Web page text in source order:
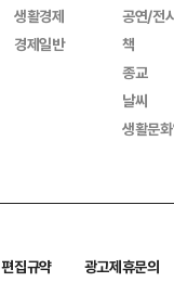
생활경제
경제일반
공연/전
책
종교
날씨
생활문
편집규약
광고제휴문의